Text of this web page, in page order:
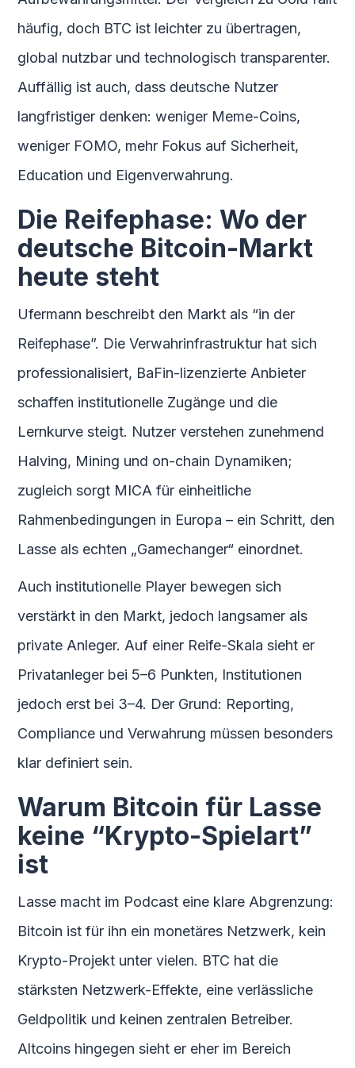
häufig, doch BTC ist leichter zu übertragen,
global nutzbar und technologisch transparenter.
Auffällig ist auch, dass deutsche Nutzer
langfristiger denken: weniger Meme-Coins,
weniger FOMO, mehr Fokus auf Sicherheit,
Education und Eigenverwahrung.
Die Reifephase: Wo der
deutsche Bitcoin-Markt
heute steht
Ufermann beschreibt den Markt als “in der
Reifephase”. Die Verwahrinfrastruktur hat sich
professionalisiert, BaFin-lizenzierte Anbieter
schaffen institutionelle Zugänge und die
Lernkurve steigt. Nutzer verstehen zunehmend
Halving, Mining und on-chain Dynamiken;
zugleich sorgt MICA für einheitliche
Rahmenbedingungen in Europa – ein Schritt, den
Lasse als echten „Gamechanger“ einordnet.
Auch institutionelle Player bewegen sich
verstärkt in den Markt, jedoch langsamer als
private Anleger. Auf einer Reife-Skala sieht er
Privatanleger bei 5–6 Punkten, Institutionen
jedoch erst bei 3–4. Der Grund: Reporting,
Compliance und Verwahrung müssen besonders
klar definiert sein.
Warum Bitcoin für Lasse
keine “Krypto-Spielart”
ist
Lasse macht im Podcast eine klare Abgrenzung:
Bitcoin ist für ihn ein monetäres Netzwerk, kein
Krypto-Projekt unter vielen. BTC hat die
stärksten Netzwerk-Effekte, eine verlässliche
Geldpolitik und keinen zentralen Betreiber.
Altcoins hingegen sieht er eher im Bereich